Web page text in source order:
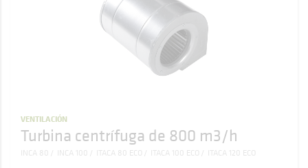
VENTILACIÓN
Turbina centrífuga de 800 m3/h
INCA 80 INCA 100 ITACA 80 ECO ITACA 100 ECO ITACA 120 ECO